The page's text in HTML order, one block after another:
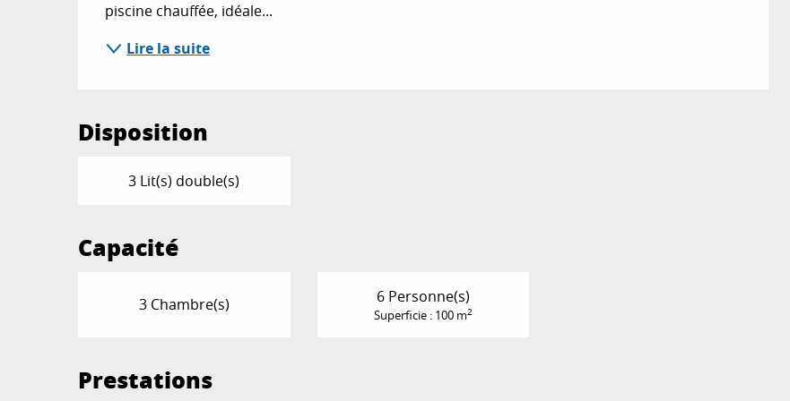
piscine chauffée, idéale...
Lire la suite
Disposition
3 Lit(s) double(s)
Capacité
3 Chambre(s) 6 Personne(s)
Superficie : 100 m2
Prestations